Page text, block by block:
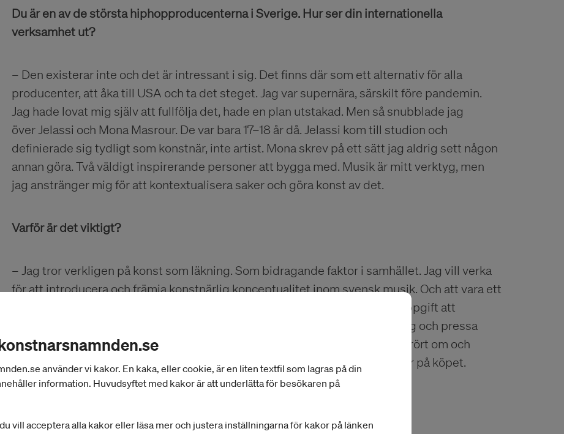
Du är en av de största hiphopproducenterna i Sverige. Hur ser din internationella
verksamhet ut?
– Den existerar inte och det är intressant i sig. Det finns där som ett alternativ för alla
producenter, att åka till USA och ta det steget. Jag var supernära, särskilt före pandemin.
Jag hade lovat mig själv att fullfölja det, hade en plan utstakad. Men så snubblade jag
över Jelassi och Mona Masrour. De var bara 17–18 år då. Jelassi kom till studion och
definierade sig tydligt som konstnär, inte artist. Mona skrev på ett sätt jag aldrig sett någon
annan göra. Två väldigt inspirerande personer att bygga med. Musik är mitt verktyg, men
jag anstränger mig för att kontextualisera saker och göra konst av det.
Varför är det viktigt?
– Jag tror verkligen på konst som läkning. Som bidragande faktor i samhället. Jag vill verka
för att introducera och främja konstnärlig konceptualitet inom svensk musik. Och att vara ett
redskap för att ge marginaliserade grupper plats. Som producent är min uppgift att
tillgängliggöra mig för folk som kan bidra till det. Som är villiga att hänge sig och pressa
gränserna. Som Silvana Imam eller Erik Lundin. Eller Adam Tensta. Alla har rört om och
betytt jättemycket för folk. Det betyder mer än att jaga listettor. De kommer på köpet.
använder vi kakor. En kaka, eller cookie, är en liten textfil som lagras på din
information. Huvudsyftet med kakor är att underlätta för besökaren på
vill acceptera alla kakor eller läsa mer och justera inställningarna för kakor på länken